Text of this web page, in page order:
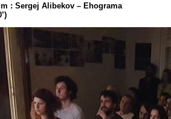
: Sergej Alibekov – Ehograma